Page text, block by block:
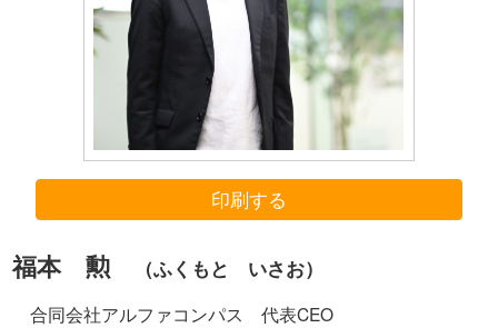
印刷する
福本 勲 （ふくもと いさお）
合同会社アルファコンパス 代表CEO